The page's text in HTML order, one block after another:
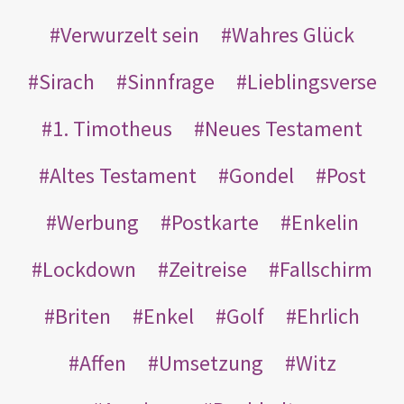
Verwurzelt sein
Wahres Glück
Sirach
Sinnfrage
Lieblingsverse
1. Timotheus
Neues Testament
Altes Testament
Gondel
Post
Werbung
Postkarte
Enkelin
Lockdown
Zeitreise
Fallschirm
Briten
Enkel Golf
Ehrlich
Affen
Umsetzung
Witz